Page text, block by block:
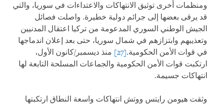
ومنظمات أخرى توثيق الانتهاكات والاعتداءات في سوريا، والتي
قد يرقى بعضها إلى جرائم دولية خطيرة. واصلت فصائل
الجيش الوطني السوري المدعومة من تركيا اعتقال المدنيين
وتعذيبهم وابتزازهم في شمال سوريا، حتى بعد إعلان اندماجها
في قوات الأمن الحكومية.[27]
منذ ديسمبر/كانون الأول،
ارتكبت قوات الأمن الحكومية والجماعات المسلحة التابعة لها
انتهاكات جسيمة.
وثقت هيومن رايتس ووتش انتهاكات واسعة النطاق ارتكبتها